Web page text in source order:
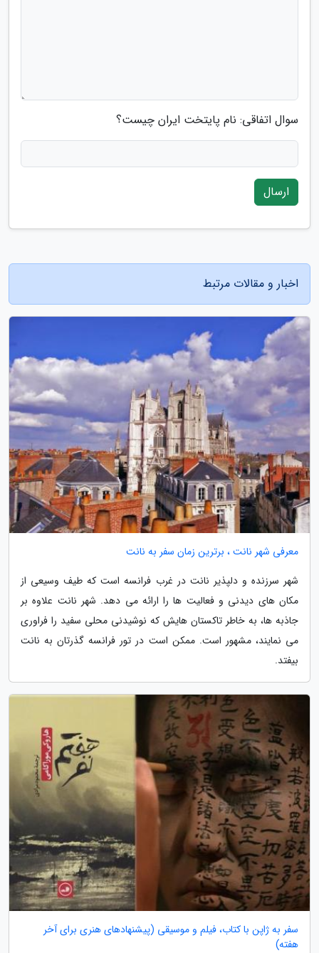
سوال اتفاقی: نام پایتخت ایران چیست؟
ارسال
اخبار و مقالات مرتبط
معرفی شهر نانت ، برترین زمان سفر به نانت
شهر سرزنده و دلپذیر نانت در غرب فرانسه است که طیف وسیعی از
مکان های دیدنی و فعالیت ها را ارائه می دهد. شهر نانت علاوه بر
جاذبه ها، به خاطر تاکستان هایش که نوشیدنی محلی سفید را فراوری
می نمایند، مشهور است. ممکن است در تور فرانسه گذرتان به نانت
بیفتد.
سفر به ژاپن با کتاب، فیلم و موسیقی (پیشنهادهای هنری برای آخر
هفته)